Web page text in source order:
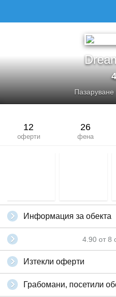
Пазаруване
12
оферти
26
фена
Информация за обекта
4.90 от 8
Изтекли оферти
Грабомани, посетили